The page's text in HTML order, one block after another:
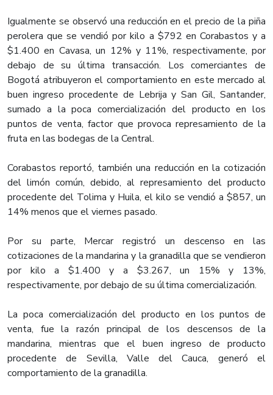
Igualmente se observó una reducción en el precio de la piña
perolera que se vendió por kilo a $792 en Corabastos y a
$1.400 en Cavasa, un 12% y 11%, respectivamente, por
debajo de su última transacción. Los comerciantes de
Bogotá atribuyeron el comportamiento en este mercado al
buen ingreso procedente de Lebrija y San Gil, Santander,
sumado a la poca comercialización del producto en los
puntos de venta, factor que provoca represamiento de la
fruta en las bodegas de la Central.
Corabastos reportó, también una reducción en la cotización
del limón común, debido, al represamiento del producto
procedente del Tolima y Huila, el kilo se vendió a $857, un
14% menos que el viernes pasado.
Por su parte, Mercar registró un descenso en las
cotizaciones de la mandarina y la granadilla que se vendieron
por kilo a $1.400 y a $3.267, un 15% y 13%,
respectivamente, por debajo de su última comercialización.
La poca comercialización del producto en los puntos de
venta, fue la razón principal de los descensos de la
mandarina, mientras que el buen ingreso de producto
procedente de Sevilla, Valle del Cauca, generó el
comportamiento de la granadilla.